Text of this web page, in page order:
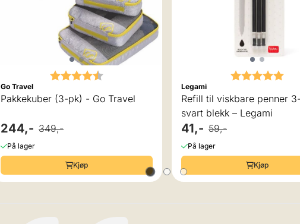
Karakter:
Go Travel
Pakkekuber (3-pk) - Go Travel
244,- 349,-
På lager
Kjøp
Karakter:
Legami
Refill til viskbare penner
svart blekk – Legami
41,- 59,-
På lager
Kjøp